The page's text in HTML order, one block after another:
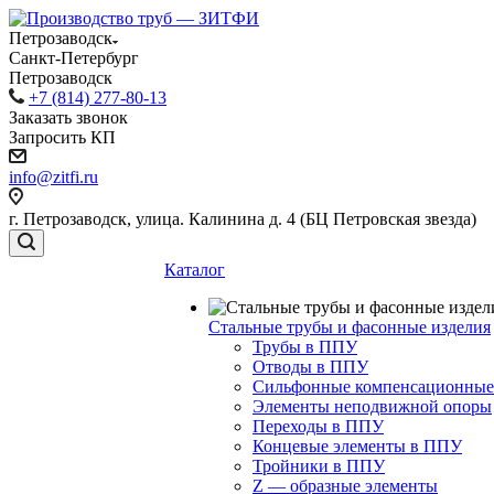
Петрозаводск
Санкт-Петербург
Петрозаводск
+7 (814) 277-80-13
Заказать звонок
Запросить КП
info@zitfi.ru
г. Петрозаводск, улица. Калинина д. 4 (БЦ Петровская звезда)
Каталог
Стальные трубы и фасонные изделия
Трубы в ППУ
Отводы в ППУ
Сильфонные
Элементы неподвижной опоры
Переходы в ППУ
Концевые элементы в ППУ
Тройники в ППУ
Z — образные элементы